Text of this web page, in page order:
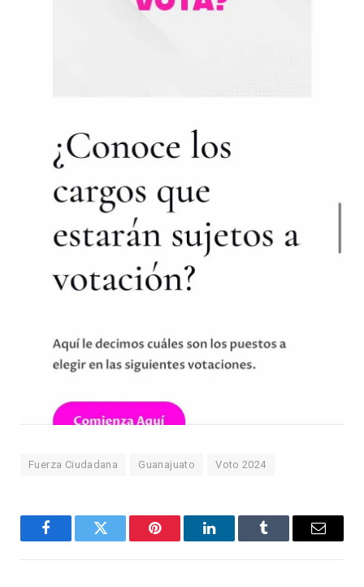
Fuerza Ciudadana Guanajuato Voto 2024
FacebookTwitter Pinterest LinkedInTumblr Email